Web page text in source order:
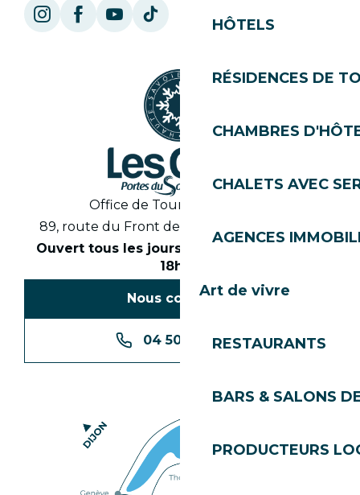
HÔTELS
RÉSIDENCES DE
CHAMBRES
CHALETS AVEC
AGENCES
Art de vivre
RESTAURANTS
BARS & SALONS
PRODUCTEURS
Office de Tourisme des Gets
89, route du Front de Neige 74260 Les Gets
Ouvert tous les jours en saison de 8h30 à
18h30
Nous contacter
04 50 74 74 74